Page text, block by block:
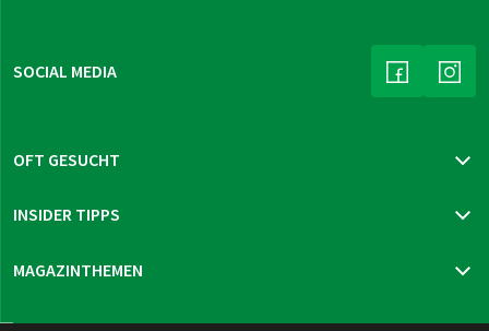
SOCIAL MEDIA
(LINK
OFT GESUCHT
Newsletter bestellen
Reiseversicherung
INSIDER TIPPS
Prag - Wien
MAGAZINTHEMEN